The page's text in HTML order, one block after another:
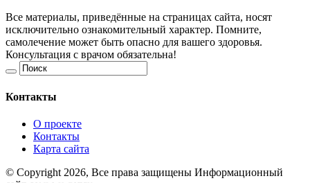
Все материалы, приведённые на страницах сайта, носят
исключительно ознакомительный характер. Помните,
самолечение может быть опасно для вашего здоровья.
Консультация с врачом обязательна!
Контакты
О проекте
Контакты
Карта сайта
© Copyright 2026, Все права защищены Информационный